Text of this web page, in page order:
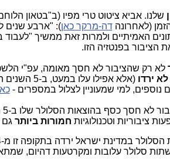
(לאחרונהדה-מרקר כאן): "ארבע שנים
האמיתיים ולמרות זאת ממשיך "לעבוד
הציבור בפנטזיה הזו.
לא רק שהציבור לא חסך מאומה, עפ"י
לא ירדו (אלא אפילו עלו במעט, ב-5 השנים האחרונות).
נוספים, למי שמעוניין לצלול במספרים -
בהוצאות הסלולר שלו ב-5 השנים האחרונות, נוצרו ב"מהפכת הסלולר של
חמורות ביותר גם
ל-3 רשתות סלולר עלובות ומקרטעות